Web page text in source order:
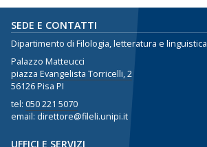
SEDE E CONTATTI
Dipartimento di Filologia, letteratura e linguistica
Palazzo Matteucci
piazza Evangelista Torricelli, 2
56126 Pisa PI
tel: 050 221 5070
email: direttore@fileli.unipi.it
UFFICI E SERVIZI